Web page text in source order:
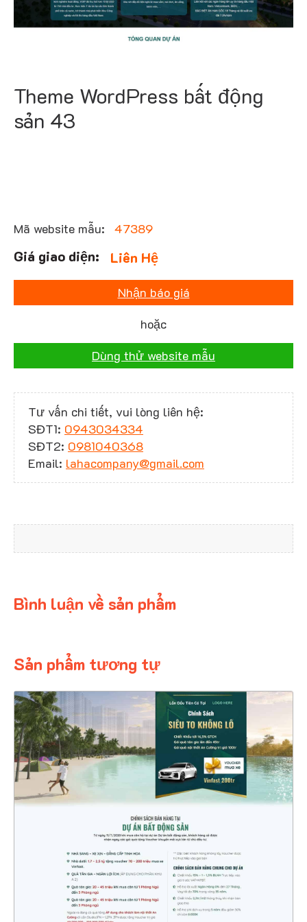
Theme WordPress bất động
sản 43
Mã website mẫu: 47389
Liên Hệ
Nhận báo giá
hoặc
Dùng thử website mẫu
Tư vấn chi tiết, vui lòng liên hệ:
SĐT1: 0943034334
SĐT2: 0981040368
Email: lahacompany@gmail.com
Bình luận về sản phẩm
Sản phẩm tương tự
4546
CHI TIẾT